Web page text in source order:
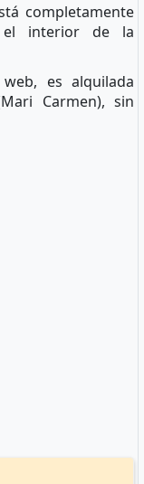
completamente
el interior de la
es alquilada
Carmen), sin